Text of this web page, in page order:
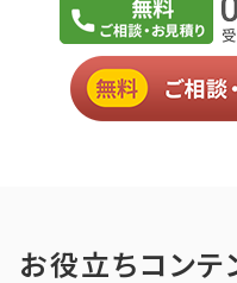
お役立ちコンテ